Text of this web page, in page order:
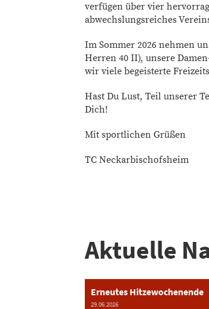
verfügen über vier
abwechslungsreiches
Im Sommer 2026 nehmen
Herren 40 II), unsere
wir viele begeisterte
Hast Du Lust, Teil unserer
Dich!
Mit sportlichen Grüßen
TC Neckarbischofsheim
Aktuelle
Erneutes Hitzewochenende
29.06.2026